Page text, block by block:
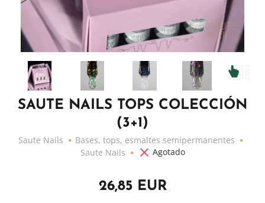
SAUTE NAILS TOPS COLECCIÓN
(3+1)
Saute Nails
Bases, tops, esmaltes semipermanentes
Saute Nails
Agotado
26,85 EUR